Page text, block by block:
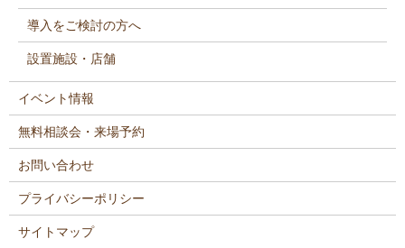
導入をご検討の方へ
設置施設・店舗
イベント情報
無料相談会・来場予約
お問い合わせ
プライバシーポリシー
サイトマップ